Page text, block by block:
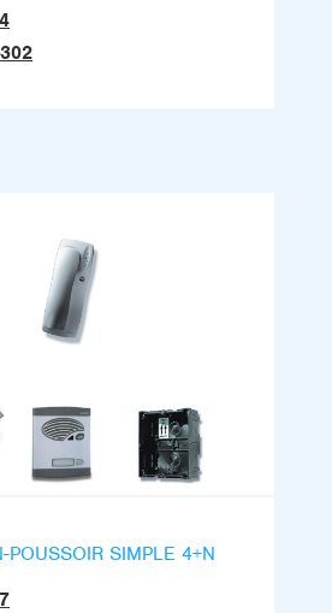
POUSSOIR SIMPLE 4+N